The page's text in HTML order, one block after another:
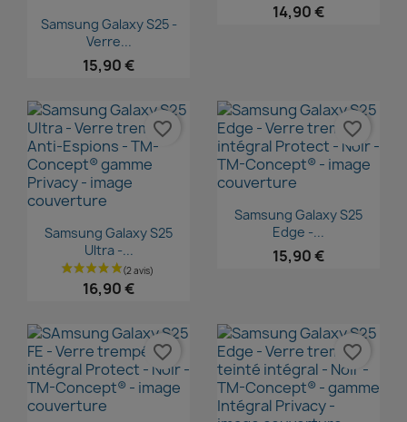
Aperçu rapide
Samsung Galaxy S25 -
Verre...
15,90 €
14,90 €
Aperçu rapide
Samsung Galaxy S25
Ultra -...
16,90 €
favorite_border
Aperçu rapide
Samsung Galaxy S25
Edge -...
15,90 €
favorite_border
favorite_border favorite_border